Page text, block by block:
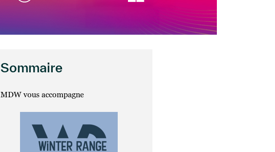
Sommaire
MDW vous accompagne